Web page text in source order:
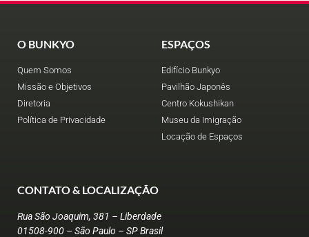
O BUNKYO
Quem Somos
Missão e Objetivos
Diretoria
Política de Privacidade
ESPAÇOS
Edifício Bunkyo
Pavilhão Japonês
Centro Kokushikan
Museu da Imigração
Locação de Espaços
CONTATO & LOCALIZAÇÃO
Rua São Joaquim, 381 – Liberdade
01508-900 – São Paulo – SP Brasil